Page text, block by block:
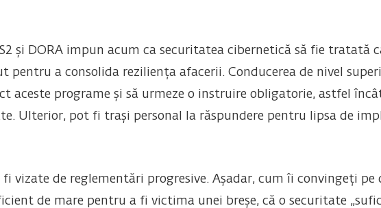
și DORA impun acum ca securitatea cibernetică să fie tratată
pentru a consolida reziliența afacerii. Conducerea de nivel
aceste programe și să urmeze o instruire obligatorie, astfel
Ulterior, pot fi trași personal la răspundere pentru lipsa de
vizate de reglementări progresive. Așadar, cum îi convingeți pe
de mare pentru a fi victima unei breșe, că o securitate